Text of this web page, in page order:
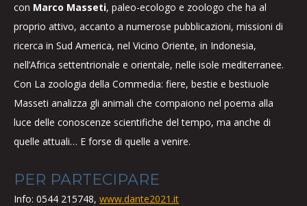
con Marco Masseti, paleo-ecologo e zoologo che ha al
proprio attivo, accanto a numerose pubblicazioni, missioni di
ricerca in Sud America, nel Vicino Oriente, in Indonesia,
nell’Africa settentrionale e orientale, nelle isole mediterranee.
Con La zoologia della Commedia: fiere, bestie e bestiuole
Masseti analizza gli animali che compaiono nel poema alla
luce delle conoscenze scientifiche del tempo, ma anche di
quelle attuali… E forse di quelle a venire.
PER PARTECIPARE
Info: 0544 215748, www.dante2021.it